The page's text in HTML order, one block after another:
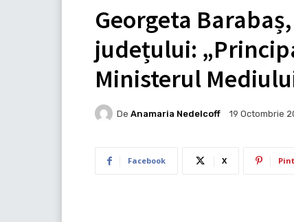
Georgeta
județului:
Ministerul
De Anamaria Nedelcoff 19 Octombrie
Facebook X